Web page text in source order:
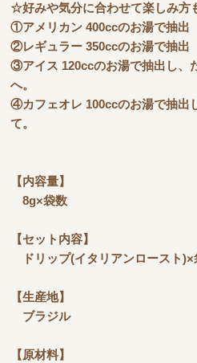
☆好みや気分に合わせて楽しみ
①アメリカン 400ccのお湯で抽出
②レギュラー 350ccのお湯で抽出
③アイス 120ccのお湯で抽出し、
へ。
④カフェオレ 100ccのお湯で抽出
て。
【内容量】
8g×袋数
【セット内容】
ドリップ(イタリアンロースト)×
【生産地】
ブラジル
【原材料】